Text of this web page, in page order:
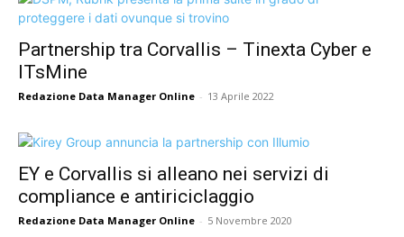
Partnership tra Corvallis – Tinexta Cyber e
ITsMine
Redazione Data Manager Online - 13 Aprile 2022
EY e Corvallis si alleano nei servizi di
compliance e antiriciclaggio
Redazione Data Manager Online - 5 Novembre 2020